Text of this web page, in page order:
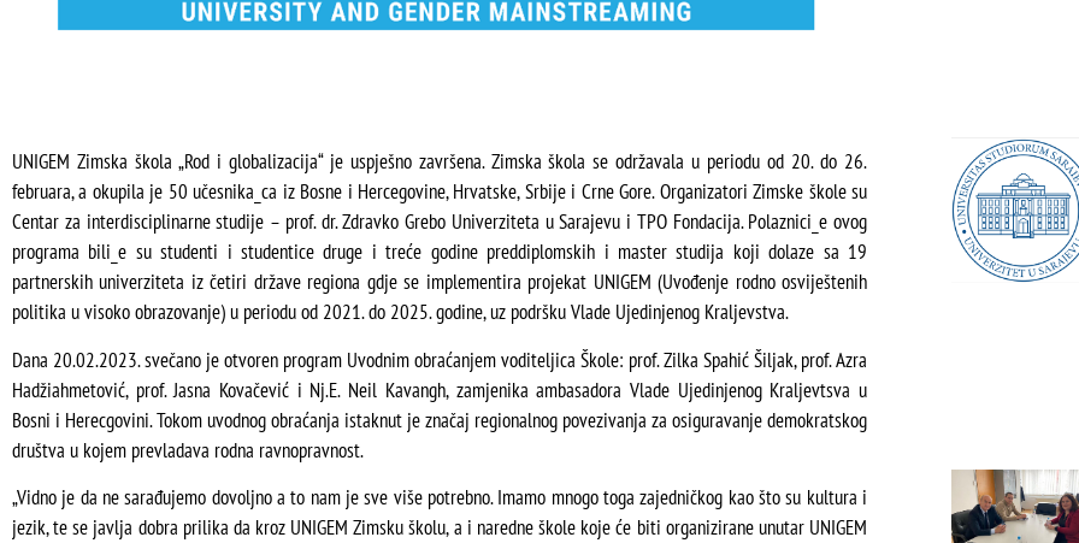
UNIGEM Zimska škola „Rod i globalizacija“ je uspješno završena. Zimska škola se održavala u periodu od 20. do 26.
februara, a okupila je 50 učesnika_ca iz Bosne i Hercegovine, Hrvatske, Srbije i Crne Gore. Organizatori Zimske škole su
Centar za interdisciplinarne studije – prof. dr. Zdravko Grebo Univerziteta u Sarajevu i TPO Fondacija. Polaznici_e ovog
programa bili_e su studenti i studentice druge i treće godine preddiplomskih i master studija koji dolaze sa 19
partnerskih univerziteta iz četiri države regiona gdje se implementira projekat UNIGEM (Uvođenje rodno osviještenih
politika u visoko obrazovanje) u periodu od 2021. do 2025. godine, uz podršku Vlade Ujedinjenog Kraljevstva.
Dana 20.02.2023. svečano je otvoren program Uvodnim obraćanjem voditeljica Škole: prof. Zilka Spahić Šiljak, prof. Azra
Hadžiahmetović, prof. Jasna Kovačević i Nj.E. Neil Kavangh, zamjenika ambasadora Vlade Ujedinjenog Kraljevtsva u
Bosni i Herecgovini. Tokom uvodnog obraćanja istaknut je značaj regionalnog povezivanja za osiguravanje demokratskog
društva u kojem prevladava rodna ravnopravnost.
„Vidno je da ne sarađujemo dovoljno a to nam je sve više potrebno. Imamo mnogo toga zajedničkog kao što su kultura i
jezik, te se javlja dobra prilika da kroz UNIGEM Zimsku školu, a i naredne škole koje će biti organizirane unutar UNIGEM